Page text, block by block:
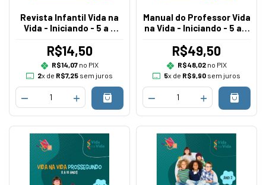
Revista Infantil Vida na
Vida - Iniciando - 5 a 7
R$14,50
R$14,07no PIX
2x de R$7,25 sem juros
Manual do Professor Vida
na Vida - Iniciando - 5 a 7
R$49,50
R$48,02no PIX
5x de R$9,90 sem juros